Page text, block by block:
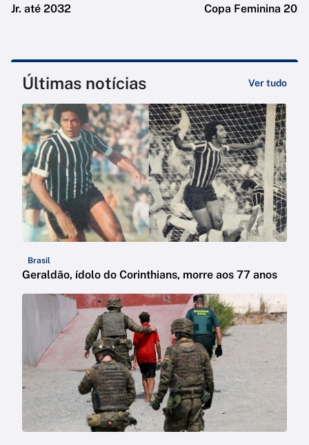
Jr. até 2032
Copa Feminina
Últimas notícias Ver tudo
Brasil
Geraldão, ídolo do Corinthians, morre aos 77 anos